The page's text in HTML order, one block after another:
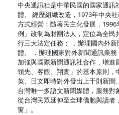
中央通訊社是中華民國的國家通
體。 經歷組織改造，1973年中央
方式經營；隨著民主化發展，
例」改制為財團法人，定位為全
行三大法定任務： ．辦理國內外
體。 ．辦理國家對外新聞通訊業
加強與國際新聞通訊社合作，增進
領先、客觀、翔實」的基本原則，
英、日文即時對外發出上千則新聞
台灣唯一多語文新聞媒體，服務對
從台灣民眾延伸至全球僑胞與讀者
窗」。